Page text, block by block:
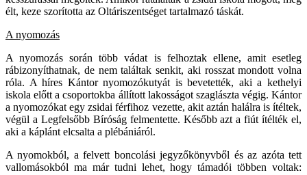
élt, keze szorította az Oltáriszentséget tartalmazó táskát.
A nyomozás
A nyomozás során több vádat is felhoztak ellene, amit esetleg
rábizonyíthatnak, de nem találtak senkit, aki rosszat mondott volna
róla. A híres Kántor nyomozókutyát is bevetették, aki a kethelyi
iskola előtt a csoportokba állított lakosságot szaglászta végig. Kántor
a nyomozókat egy zsidai férfihoz vezette, akit aztán halálra is ítéltek,
végül a Legfelsőbb Bíróság felmentette. Később azt a fiút ítélték el,
aki a káplánt elcsalta a plébániáról.
A nyomokból, a felvett boncolási jegyzőkönyvből és az azóta tett
vallomásokból ma már tudni lehet, hogy támadói többen voltak: